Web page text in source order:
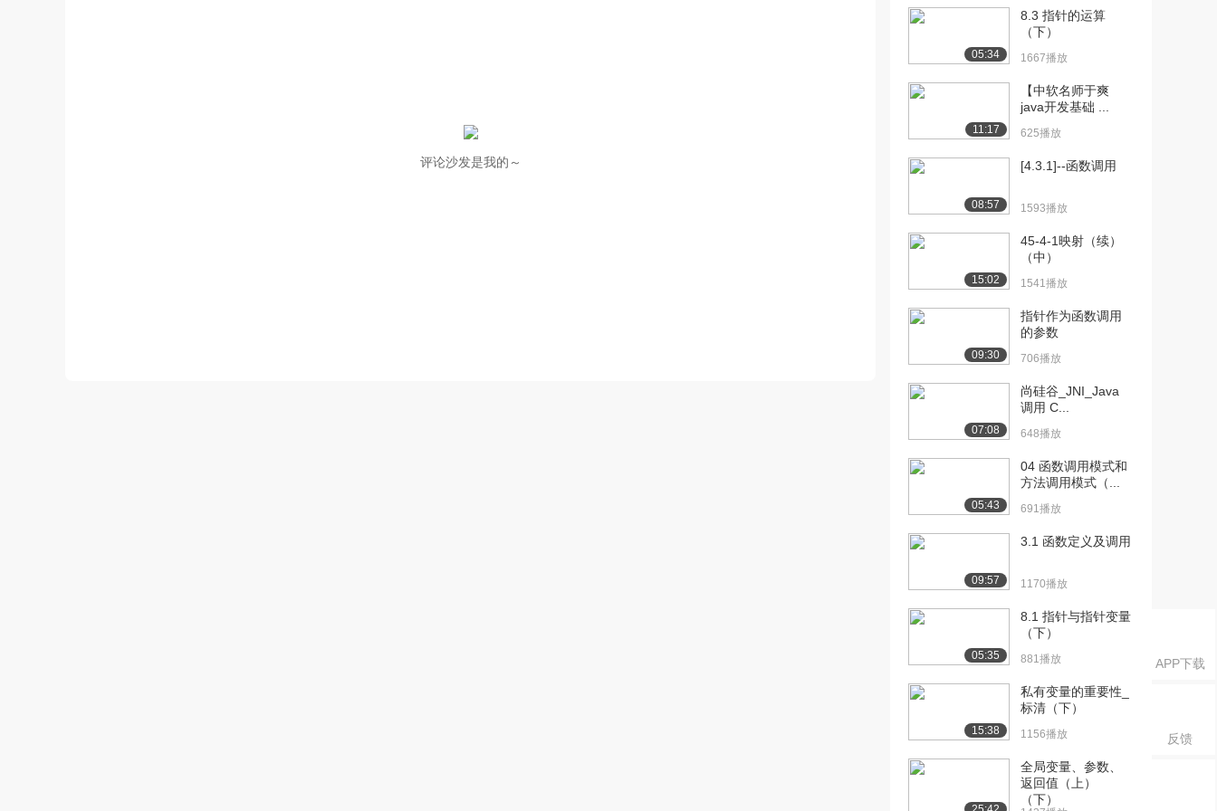
APP下载
反馈
评论沙发是我的～
[10] 模块一 第3讲 程序开
发和执行过程...
564播放
[11] 模块一 第3讲 程序开
发和执行过程...
767播放
[12] 模块一 第4讲 计算机
系统层次结构...
1406播放
07:08
[13] 模块一 第4讲 计算机
09:48
[14] 模块一 第4讲 计算机
09:49
[15] 模块一 第5讲 本课程
08:12
[16] 模块一 第5讲 本课程
08:08
[17] 模块二 第1讲 数制和
09:11
[18] 模块二 第1讲 数制和
编码（1）（...
09:07
[19] 模块二 第1讲 数制和
编码（2）（...
编码（2）（...
05:34
8.3 指针的运算
（下）
1667播放
11:17
【中软名师于爽
java开发基础 ...
625播放
08:57
[4.3.1]--函数调用
1593播放
15:02
45-4-1映射（续）
（中）
1541播放
09:30
指针作为函数调用
的参数
706播放
07:08
尚硅谷_JNI_Java
调用 C...
648播放
05:43
04 函数调用模式和
方法调用模式（...
691播放
09:57
3.1 函数定义及调用
1170播放
05:35
8.1 指针与指针变量
（下）
881播放
15:38
私有变量的重要性_
标清（下）
1156播放
全局变量、参数、
返回值（上）
（下）